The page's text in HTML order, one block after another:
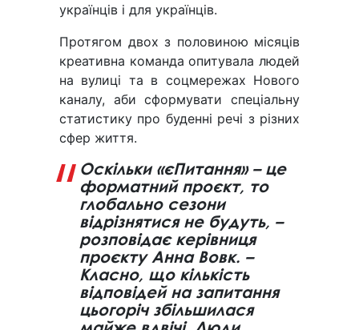
українців і для українців.
Протягом двох з половиною місяців
креативна команда опитувала людей
на вулиці та в соцмережах Нового
каналу, аби сформувати спеціальну
статистику про буденні речі з різних
сфер життя.
Оскільки «єПитання» – це
форматний проєкт, то
глобально сезони
відрізнятися не будуть, –
розповідає керівниця
проєкту Анна Вовк. –
Класно, що кількість
відповідей на запитання
цьогоріч збільшилася